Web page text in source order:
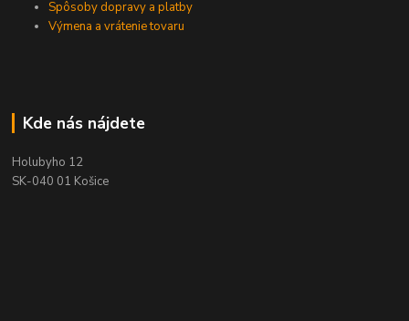
Spôsoby dopravy a platby
Výmena a vrátenie tovaru
Kde nás nájdete
Holubyho 12
SK-040 01 Košice